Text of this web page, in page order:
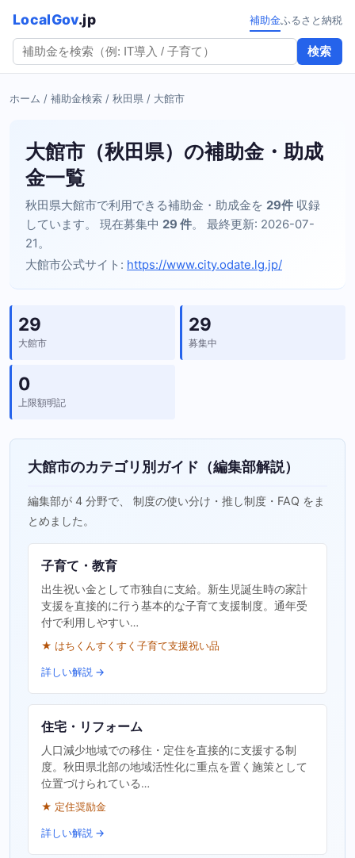
LocalGov.jp
検索
補助金ふるさと納税
ホーム / 補助金検索 / 秋田県 / 大館市
大館市（秋田県）の補助金・助成
金一覧
秋田県大館市で利用できる補助金・助成金を 29件 収録
しています。 現在募集中 29 件。 最終更新: 2026-07-
21。
大館市公式サイト: https://www.city.odate.lg.jp/
29
大館市
29
募集中
0
上限額明記
大館市のカテゴリ別ガイド（編集部解説）
編集部が 4 分野で、 制度の使い分け・推し制度・FAQ をま
とめました。
子育て・教育
出生祝い金として市独自に支給。新生児誕生時の家計
支援を直接的に行う基本的な子育て支援制度。通年受
付で利用しやすい…
★ はちくんすくすく子育て支援祝い品
詳しい解説 →
住宅・リフォーム
人口減少地域での移住・定住を直接的に支援する制
度。秋田県北部の地域活性化に重点を置く施策として
位置づけられている…
★ 定住奨励金
詳しい解説 →